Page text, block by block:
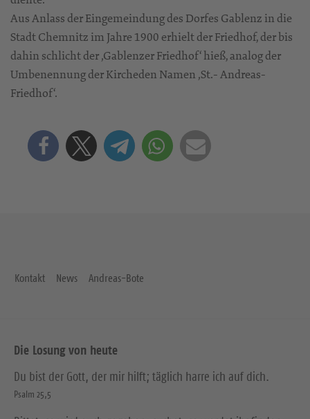
Aus Anlass der Eingemeindung des Dorfes Gablenz in die
Stadt Chemnitz im Jahre 1900 erhielt der Friedhof, der bis
dahin schlicht der ‚Gablenzer Friedhof‘ hieß, analog der
Umbenennung der Kircheden Namen ‚St.- Andreas-
Friedhof‘.
Kontakt News Andreas-Bote
Die Losung von heute
Du bist der Gott, der mir hilft; täglich harre ich auf dich.
Psalm 25,5